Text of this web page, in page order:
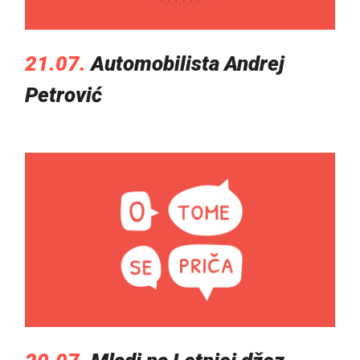
21.07. Automobilista Andrej
Petrović